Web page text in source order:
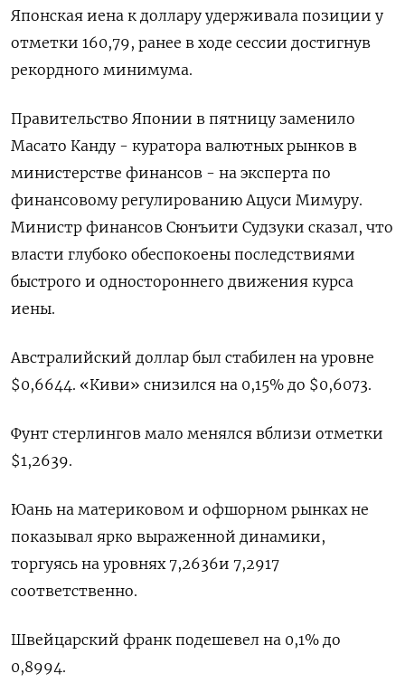
Японская иена к доллару удерживала позиции у
отметки 160,79, ранее в ходе сессии достигнув
рекордного минимума.
Правительство Японии в пятницу заменило
Масато Канду - куратора валютных рынков в
министерстве финансов - на эксперта по
финансовому регулированию Ацуси Мимуру.
Министр финансов Сюнъити Судзуки сказал, что
власти глубоко обеспокоены последствиями
быстрого и одностороннего движения курса
иены.
Австралийский доллар был стабилен на уровне
$0,6644​. «Киви» снизился на 0,15% до $0,6073​.
Фунт стерлингов мало менялся вблизи отметки
$1,2639​.
Юань на материковом и офшорном рынках не
показывал ярко выраженной динамики,
торгуясь на уровнях 7,2636​ и 7,2917
соответственно.
Швейцарский франк подешевел на 0,1% до
0,8994​.